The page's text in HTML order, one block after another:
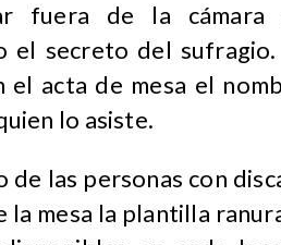
fuera de la
el secreto del
el acta de mesa el
lo asiste.
de las personas con
la mesa la plantilla